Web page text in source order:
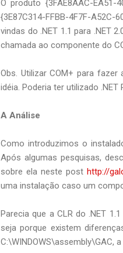
O produto {3FAE8AAC-
{3E87C314-FFBB-4F7F-
vindas do .NET 1.1 para .NET
chamada ao componente do
Obs. Utilizar COM+ para
idéia. Poderia ter utilizado
A Análise
Como introduzimos o
Após algumas pesquisas,
sobre ela neste post http://
uma instalação caso um
Parecia que a CLR do .NET
seja porque existem
C:\WINDOWS\assembly\GAC,